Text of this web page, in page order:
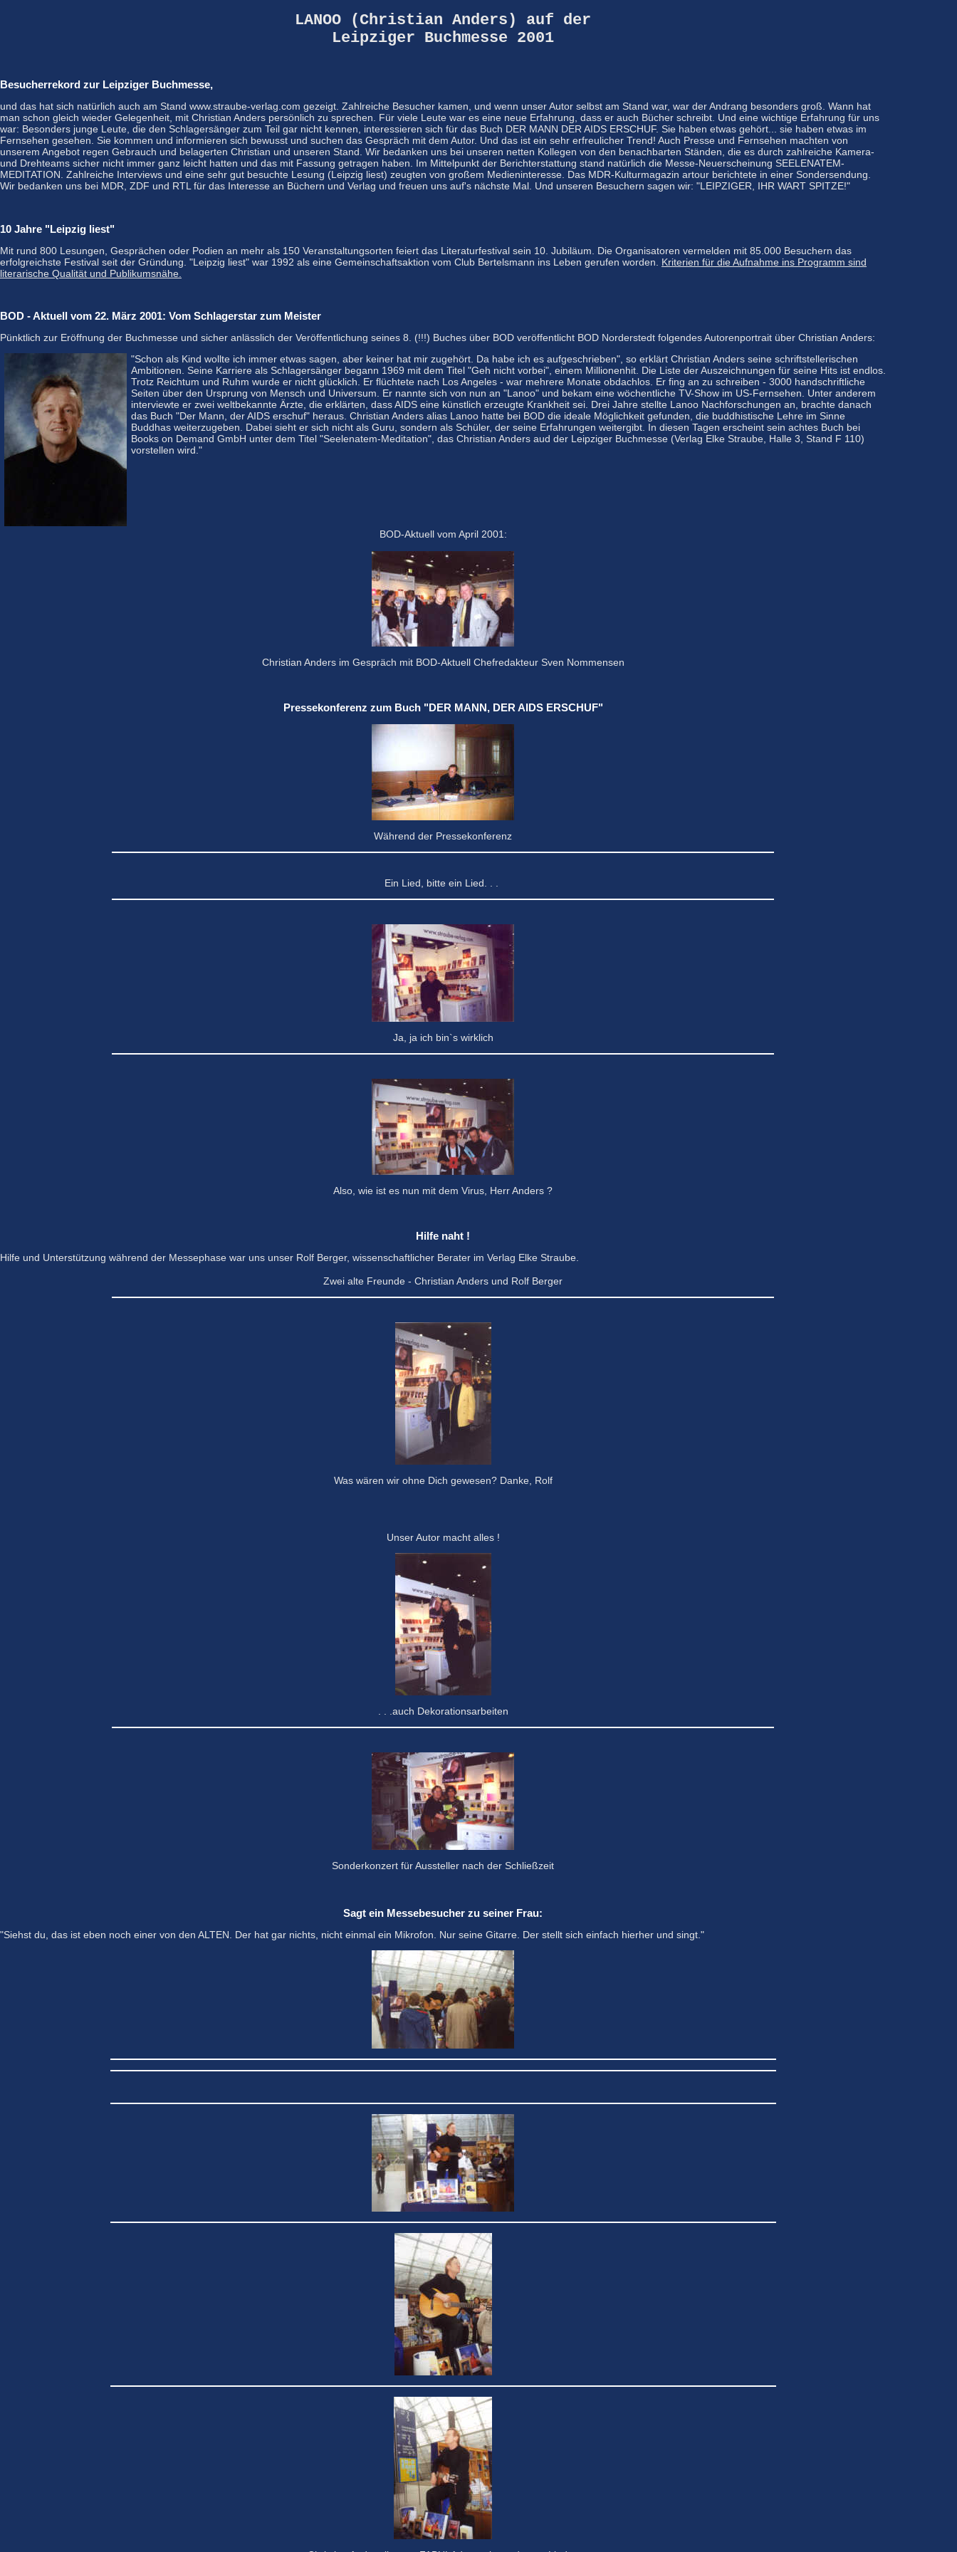
LANOO (Christian Anders) auf der
Leipziger Buchmesse 2001
Besucherrekord zur Leipziger Buchmesse,
und das hat sich natürlich auch am Stand www.straube-verlag.com gezeigt. Zahlreiche Besucher kamen, und wenn unser Autor selbst am Stand war, war der Andrang besonders groß. Wann hat
man schon gleich wieder Gelegenheit, mit Christian Anders persönlich zu sprechen. Für viele Leute war es eine neue Erfahrung, dass er auch Bücher schreibt. Und eine wichtige Erfahrung für uns
war: Besonders junge Leute, die den Schlagersänger zum Teil gar nicht kennen, interessieren sich für das Buch DER MANN DER AIDS ERSCHUF. Sie haben etwas gehört... sie haben etwas im
Fernsehen gesehen. Sie kommen und informieren sich bewusst und suchen das Gespräch mit dem Autor. Und das ist ein sehr erfreulicher Trend! Auch Presse und Fernsehen machten von
unserem Angebot regen Gebrauch und belagerten Christian und unseren Stand. Wir bedanken uns bei unseren netten Kollegen von den benachbarten Ständen, die es durch zahlreiche Kamera-
und Drehteams sicher nicht immer ganz leicht hatten und das mit Fassung getragen haben. Im Mittelpunkt der Berichterstattung stand natürlich die Messe-Neuerscheinung SEELENATEM-
MEDITATION. Zahlreiche Interviews und eine sehr gut besuchte Lesung (Leipzig liest) zeugten von großem Medieninteresse. Das MDR-Kulturmagazin artour berichtete in einer Sondersendung.
Wir bedanken uns bei MDR, ZDF und RTL für das Interesse an Büchern und Verlag und freuen uns auf's nächste Mal. Und unseren Besuchern sagen wir: "LEIPZIGER, IHR WART SPITZE!"
10 Jahre "Leipzig liest"
Mit rund 800 Lesungen, Gesprächen oder Podien an mehr als 150 Veranstaltungsorten feiert das Literaturfestival sein 10. Jubiläum. Die Organisatoren vermelden mit 85.000 Besuchern das
erfolgreichste Festival seit der Gründung. "Leipzig liest" war 1992 als eine Gemeinschaftsaktion vom Club Bertelsmann ins Leben gerufen worden. Kriterien für die Aufnahme ins Programm sind
literarische Qualität und Publikumsnähe.
BOD - Aktuell vom 22. März 2001: Vom Schlagerstar zum Meister
Pünktlich zur Eröffnung der Buchmesse und sicher anlässlich der Veröffentlichung seines 8. (!!!) Buches über BOD veröffentlicht BOD Norderstedt folgendes Autorenportrait über Christian Anders:
"Schon als Kind wollte ich immer etwas sagen, aber keiner hat mir zugehört. Da habe ich es aufgeschrieben", so erklärt Christian Anders seine schriftstellerischen
Ambitionen. Seine Karriere als Schlagersänger begann 1969 mit dem Titel "Geh nicht vorbei", einem Millionenhit. Die Liste der Auszeichnungen für seine Hits ist endlos.
Trotz Reichtum und Ruhm wurde er nicht glücklich. Er flüchtete nach Los Angeles - war mehrere Monate obdachlos. Er fing an zu schreiben - 3000 handschriftliche
Seiten über den Ursprung von Mensch und Universum. Er nannte sich von nun an "Lanoo" und bekam eine wöchentliche TV-Show im US-Fernsehen. Unter anderem
interviewte er zwei weltbekannte Ärzte, die erklärten, dass AIDS eine künstlich erzeugte Krankheit sei. Drei Jahre stellte Lanoo Nachforschungen an, brachte danach
das Buch "Der Mann, der AIDS erschuf" heraus. Christian Anders alias Lanoo hatte bei BOD die ideale Möglichkeit gefunden, die buddhistische Lehre im Sinne
Buddhas weiterzugeben. Dabei sieht er sich nicht als Guru, sondern als Schüler, der seine Erfahrungen weitergibt. In diesen Tagen erscheint sein achtes Buch bei
Books on Demand GmbH unter dem Titel "Seelenatem-Meditation", das Christian Anders aud der Leipziger Buchmesse (Verlag Elke Straube, Halle 3, Stand F 110)
vorstellen wird."
BOD-Aktuell vom April 2001:
Christian Anders im Gespräch mit BOD-Aktuell Chefredakteur Sven Nommensen
Pressekonferenz zum Buch "DER MANN, DER AIDS ERSCHUF"
Während der Pressekonferenz
Ein Lied, bitte ein Lied. . .
Ja, ja ich bin`s wirklich
Also, wie ist es nun mit dem Virus, Herr Anders ?
Hilfe naht !
Hilfe und Unterstützung während der Messephase war uns unser Rolf Berger, wissenschaftlicher Berater im Verlag Elke Straube.
Zwei alte Freunde - Christian Anders und Rolf Berger
Was wären wir ohne Dich gewesen? Danke, Rolf
Unser Autor macht alles !
. . .auch Dekorationsarbeiten
Sonderkonzert für Aussteller nach der Schließzeit
Sagt ein Messebesucher zu seiner Frau:
"Siehst du, das ist eben noch einer von den ALTEN. Der hat gar nichts, nicht einmal ein Mikrofon. Nur seine Gitarre. Der stellt sich einfach hierher und singt."